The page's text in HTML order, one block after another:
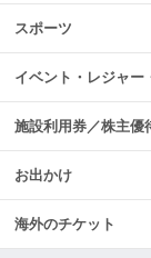
スポーツ
イベント・レジャー
施設利用券／株主優
お出かけ
海外のチケット